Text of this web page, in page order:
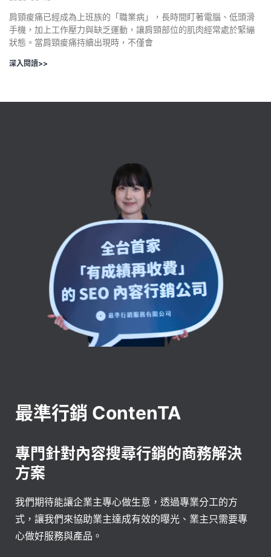
肩頸痠痛已經成為上班族的「職業病」，長時間盯著電腦、低頭滑
手機，加上工作壓力與缺乏運動，讓肩頸部位的肌肉經常處於緊繃
狀態。當肩頸痠痛持續出現時，不僅會
深入閱讀>>
最準行銷 ContenTA
專門針對內容搜尋行銷的商務解決
方案
我們期待能讓企業主專心做生意，透過專業分工的方
式，讓我們來協助業主達成有效的曝光、業主只需要專
心做好服務與產品。